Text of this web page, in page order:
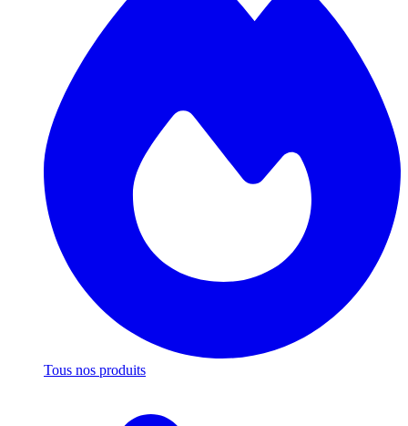
Tous nos produits